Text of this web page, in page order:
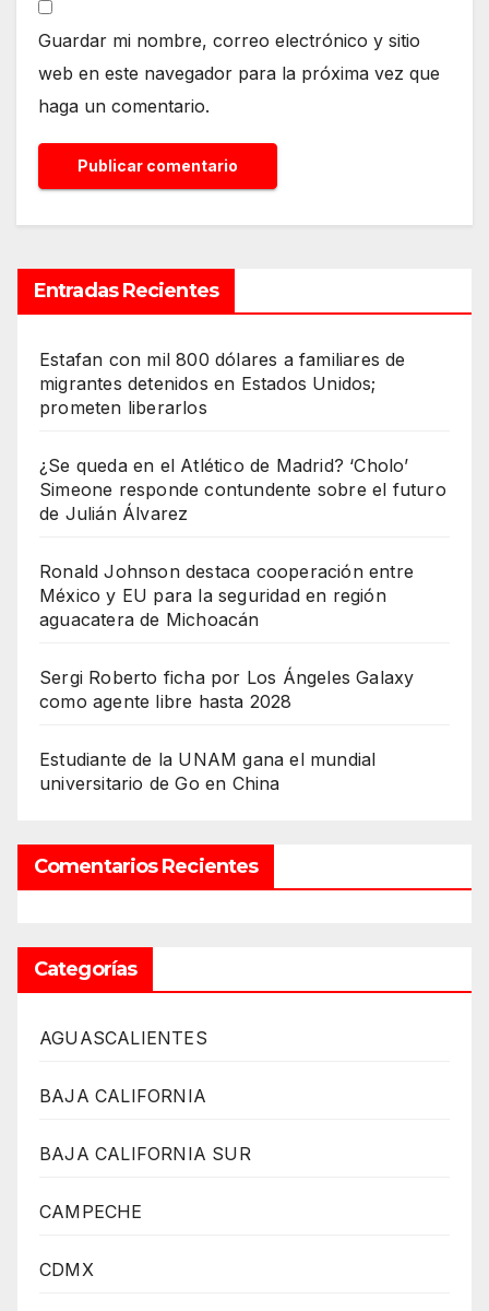
Guardar mi nombre, correo electrónico y sitio
web en este navegador para la próxima vez que
haga un comentario.
Entradas Recientes
Estafan con mil 800 dólares a familiares de
migrantes detenidos en Estados Unidos;
prometen liberarlos
¿Se queda en el Atlético de Madrid? ‘Cholo’
Simeone responde contundente sobre el futuro
de Julián Álvarez
Ronald Johnson destaca cooperación entre
México y EU para la seguridad en región
aguacatera de Michoacán
Sergi Roberto ficha por Los Ángeles Galaxy
como agente libre hasta 2028
Estudiante de la UNAM gana el mundial
universitario de Go en China
Comentarios Recientes
Categorías
AGUASCALIENTES
BAJA CALIFORNIA
BAJA CALIFORNIA SUR
CAMPECHE
CDMX